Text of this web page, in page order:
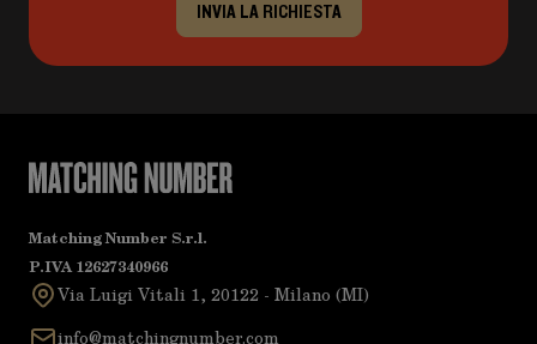
INVIA LA RICHIESTA
Matching Number S.r.l.
P.IVA 12627340966
Via Luigi Vitali 1, 20122 - Milano (MI)
info@matchingnumber.com